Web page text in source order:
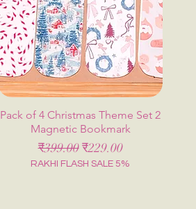
Pack of 4 Christmas Theme Set 2
Magnetic Bookmark
नियमित मूल्य
₹399.00 बिक्री मूल्य
₹229.00
RAKHI FLASH SALE 5%